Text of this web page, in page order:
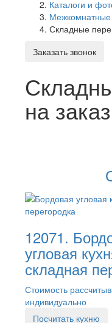
Каталоги и
Межкомнатные
Складные
Заказать звонок
на
12071.
угловая
складная
Стоимость
индивидуально
Посчитать кухню